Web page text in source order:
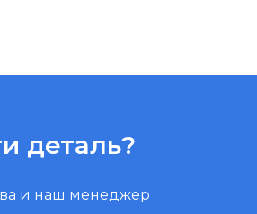
деталь?
и наш менеджер